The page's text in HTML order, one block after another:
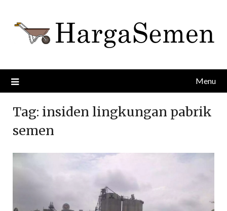
content
Menu
Tag: insiden lingkungan pabrik
semen